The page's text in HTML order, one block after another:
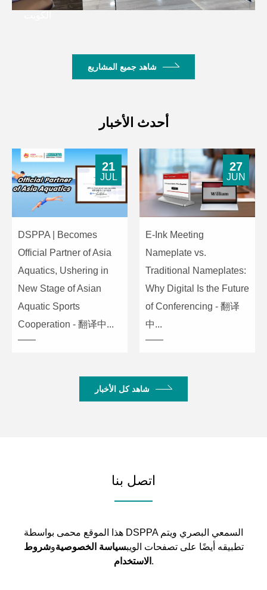
شاهد جميع المشاريع
أحدث الأخبار
DSPPA | Becomes
Official Partner of Asia
Aquatics, Ushering in
New Stage of Asian
Aquatic Sports
Cooperation - 翻译中...
21
JUL
E-Ink Meeting
Nameplate vs.
Traditional Nameplates:
Why Digital Is the Future
of Conferencing - 翻译
中...
27
JUN
شاهد كل الأخبار
اتصل بنا
هذا الموقع محمى بواسطة DSPPA السمعي البصري ويتم
تطبيقه أيضًا على تصفحات الويبسياسة الخصوصيةوشروط
الاستخدام .